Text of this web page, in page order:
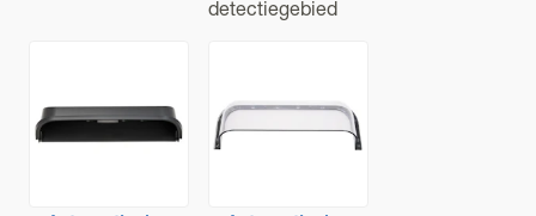
detectiegebied